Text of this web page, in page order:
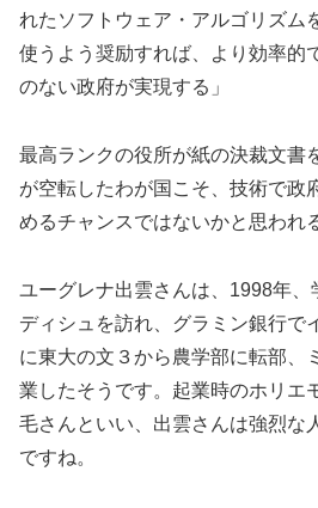
れたソフトウェア・アルゴリズム
使うよう奨励すれば、より効率的
のない政府が実現する」
最高ランクの役所が紙の決裁文書
が空転したわが国こそ、技術で政
めるチャンスではないかと思われ
ユーグレナ出雲さんは、1998年、
ディシュを訪れ、グラミン銀行で
に東大の文３から農学部に転部、
業したそうです。起業時のホリエ
毛さんといい、出雲さんは強烈な
ですね。